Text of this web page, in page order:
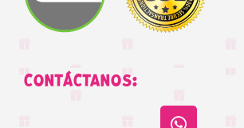
CONTÁCTANOS: